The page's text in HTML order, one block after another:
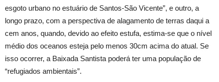
esgoto urbano no estuário de Santos-São Vicente”, e outro, a
longo prazo, com a perspectiva de alagamento de terras daqui a
cem anos, quando, devido ao efeito estufa, estima-se que o nível
médio dos oceanos esteja pelo menos 30cm acima do atual. Se
isso ocorrer, a Baixada Santista poderá ter uma população de
“refugiados ambientais”.